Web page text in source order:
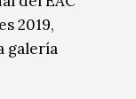
2019,
galería